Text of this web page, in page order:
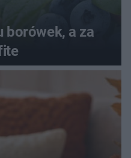
borówek, a za